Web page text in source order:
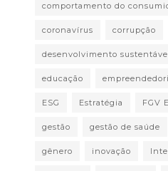
comportamento do
coronavírus corrupção
desenvolvimento
educação
ESG Estratégia FGV
gestão gestão de saúde
gênero inovação